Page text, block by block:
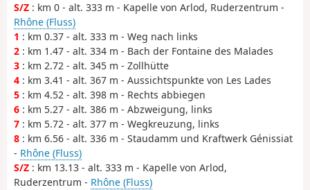
S/Z : km 0 - alt. 333 m - Kapelle von Arlod, Ruderzentrum -
Rhône (Fluss)
1 : km 0.37 - alt. 333 m - Weg nach links
2 : km 1.47 - alt. 334 m - Bach der Fontaine des Malades
3 : km 2.72 - alt. 345 m - Zollhütte
4 : km 3.41 - alt. 367 m - Aussichtspunkte von Les Lades
5 : km 4.52 - alt. 398 m - Rechts abbiegen
6 : km 5.27 - alt. 386 m - Abzweigung, links
7 : km 5.72 - alt. 377 m - Wegkreuzung, links
8 : km 6.56 - alt. 336 m - Staudamm und Kraftwerk Génissiat
- Rhône (Fluss)
S/Z : km 13.13 - alt. 333 m - Kapelle von Arlod,
Ruderzentrum - Rhône (Fluss)